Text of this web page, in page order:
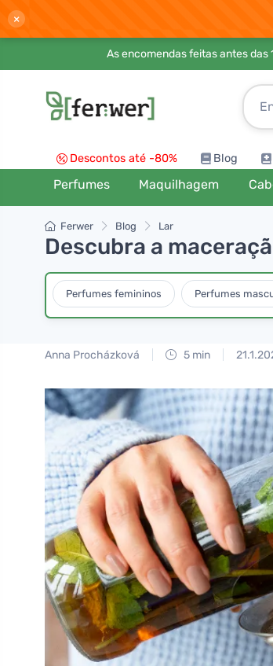
×
As encomendas feitas antes das
Descontos até -80% Blog
Perfumes Maquilhagem
Ferwer Blog Lar
Descubra a
Perfumes femininos Perfumes
Anna Procházková 5 min